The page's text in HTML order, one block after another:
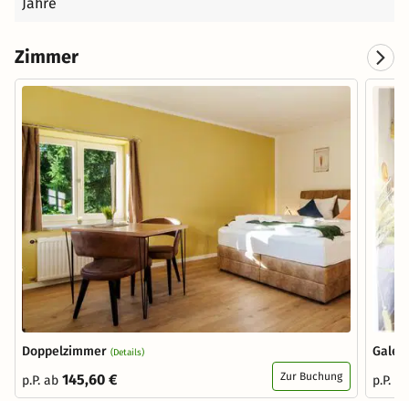
Zimmer
Doppelzimmer (Details)
p.P. ab 145,60 € Zur Buchung
p.P.